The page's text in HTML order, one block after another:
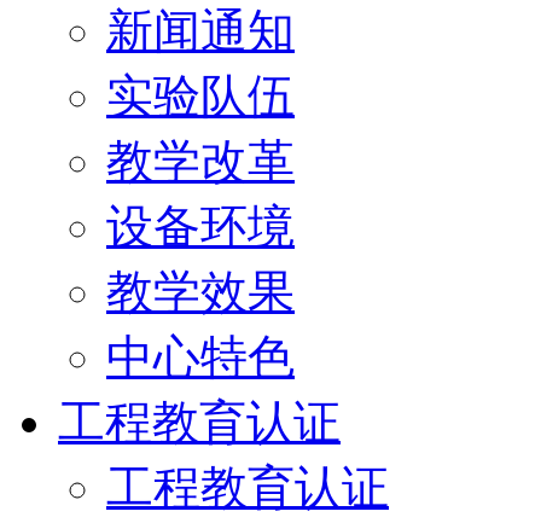
新闻通知
实验队伍
教学改革
设备环境
教学效果
中心特色
工程教育认证
工程教育认证